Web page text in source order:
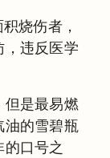
烧伤者，
，违反医学
但是最易燃
油的雪碧瓶
口号之